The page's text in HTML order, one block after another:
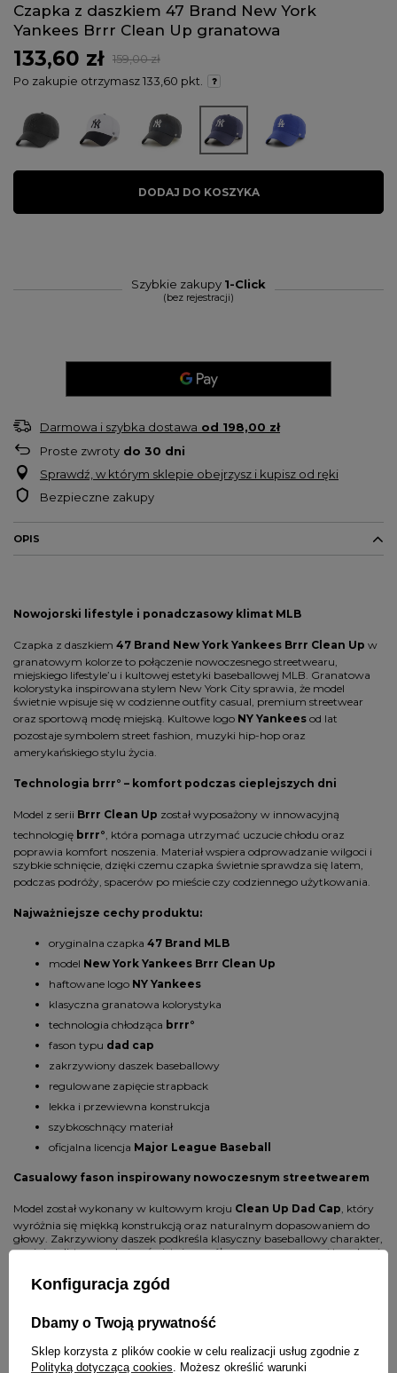
Czapka z daszkiem 47 Brand New York
Yankees Brrr Clean Up granatowa
133,60 zł
159,00 zł
Po zakupie otrzymasz133,60 pkt.
DODAJ DO KOSZYKA
Szybkie zakupy 1-Click
(bez rejestracji)
Darmowa i szybka dostawa od 198,00 zł
Proste zwroty do 30 dni
Sprawdź, w którym sklepie obejrzysz i kupisz od ręki
Bezpieczne zakupy
OPIS
Nowojorski lifestyle i ponadczasowy klimat MLB
Czapka z daszkiem 47 Brand New York Yankees Brrr Clean Up w
granatowym kolorze to połączenie nowoczesnego streetwearu,
miejskiego lifestyle’u i kultowej estetyki baseballowej MLB. Granatowa
kolorystyka inspirowana stylem New York City sprawia, że model
świetnie wpisuje się w codzienne outfity casual, premium streetwear
oraz sportową modę miejską. Kultowe logo NY Yankees od lat
pozostaje symbolem street fashion, muzyki hip-hop oraz
amerykańskiego stylu życia.
Technologia brrr° – komfort podczas cieplejszych dni
Model z serii Brrr Clean Up został wyposażony w innowacyjną
technologię brrr° , która pomaga utrzymać uczucie chłodu oraz
poprawia komfort noszenia. Materiał wspiera odprowadzanie wilgoci i
szybkie schnięcie, dzięki czemu czapka świetnie sprawdza się latem,
podczas podróży, spacerów po mieście czy codziennego użytkowania.
Najważniejsze cechy produktu:
oryginalna czapka 47 Brand MLB
model New York Yankees Brrr Clean Up
haftowane logo NY Yankees
klasyczna granatowa kolorystyka
technologia chłodząca brrr°
fason typu dad cap
zakrzywiony daszek baseballowy
regulowane zapięcie strapback
lekka i przewiewna konstrukcja
szybkoschnący materiał
oficjalna licencja Major League Baseball
Casualowy fason inspirowany nowoczesnym streetwearem
Model został wykonany w kultowym kroju Clean Up Dad Cap , który
wyróżnia się miękką konstrukcją oraz naturalnym dopasowaniem do
głowy. Zakrzywiony daszek podkreśla klasyczny baseballowy charakter,
a minimalistyczny design świetnie współgra z nowoczesnymi trendami
ModelNew York Yankees Brrr Clean Up Navy
komponuje się z:
Konfiguracja zgód
Dbamy o Twoją prywatność
Sklep korzysta z plików cookie w celu realizacji usług zgodnie z
Polityką dotyczącą cookies . Możesz określić warunki